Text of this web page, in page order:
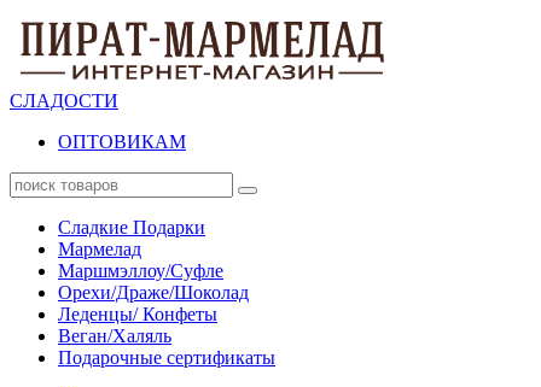
СЛАДОСТИ
ОПТОВИКАМ
Сладкие Подарки
Мармелад
Маршмэллоу/Суфле
Орехи/Драже/Шоколад
Леденцы/ Конфеты
Веган/Халяль
Подарочные сертификаты